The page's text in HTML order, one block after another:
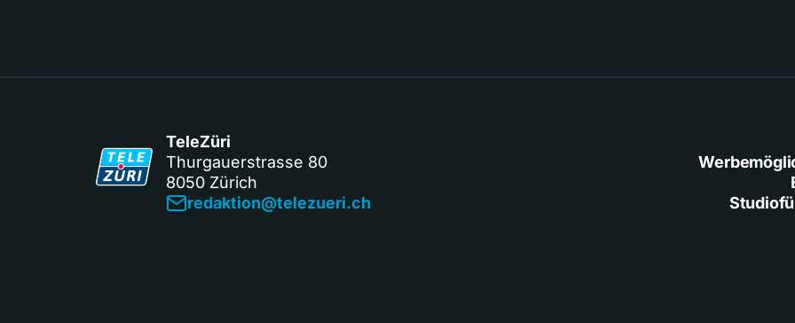
TeleZüri
Thurgauerstrasse 80
8050 Zürich
redaktion@telezueri.ch